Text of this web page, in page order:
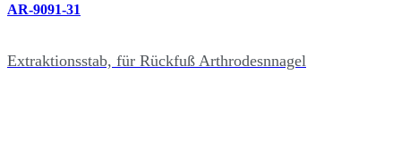
AR-9091-31
Extraktionsstab, für Rückfuß Arthrodesnnagel